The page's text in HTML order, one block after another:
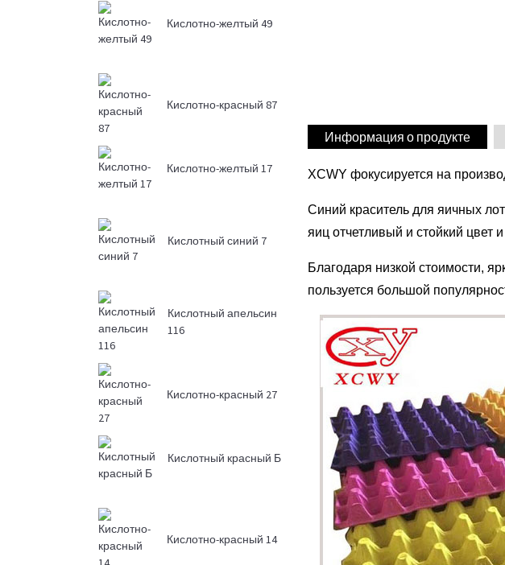
Кислотно-желтый 49
Кислотно-красный 87
Кислотно-желтый 17
Кислотный синий 7
Кислотный апельсин
116
Кислотно-красный 27
Кислотный красный Б
Кислотно-красный 14
Информация о продукте
XCWY фокусируется на
Синий краситель для яичных
яиц отчетливый и стойкий цвет
Благодаря низкой стоимости,
пользуется большой